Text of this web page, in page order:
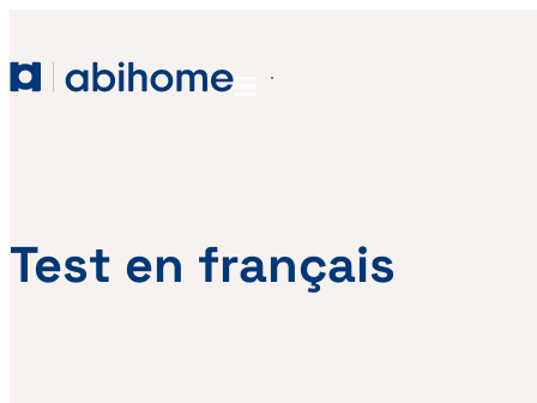
Abihome
Test en français